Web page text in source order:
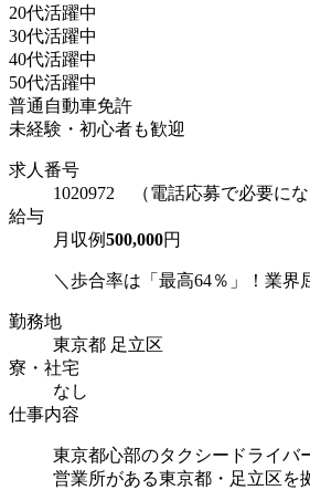
20代活躍中
30代活躍中
40代活躍中
50代活躍中
普通自動車免許
未経験・初心者も歓迎
求人番号
1020972 （電話応募で必要にな
給与
月収例500,000円
＼歩合率は「最高64％」！業
勤務地
東京都 足立区
寮・社宅
なし
仕事内容
東京都心部のタクシードライバ
営業所がある東京都・足立区を